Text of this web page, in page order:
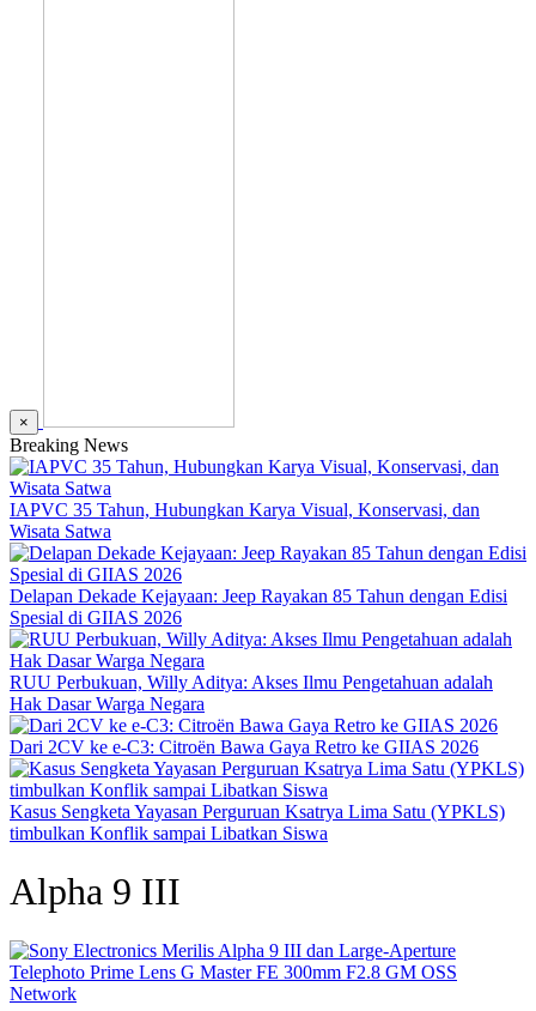
×
Breaking News
IAPVC 35 Tahun, Hubungkan Karya Visual, Konservasi, dan
Wisata Satwa
Delapan Dekade Kejayaan: Jeep Rayakan 85 Tahun dengan Edisi
Spesial di GIIAS 2026
RUU Perbukuan, Willy Aditya: Akses Ilmu Pengetahuan adalah
Hak Dasar Warga Negara
Dari 2CV ke e-C3: Citroën Bawa Gaya Retro ke GIIAS 2026
Kasus Sengketa Yayasan Perguruan Ksatrya Lima Satu (YPKLS)
timbulkan Konflik sampai Libatkan Siswa
Alpha 9 III
Network